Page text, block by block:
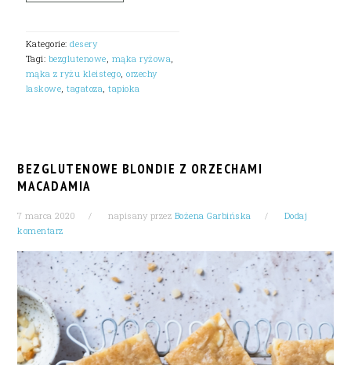
Kategorie:desery
Tagi: bezglutenowe mąka ryżowa
mąka z ryżu kleistego ,orzechy
laskowe ,tagatoza ,tapioka
BEZGLUTENOWE BLONDIE Z ORZECHAMI
MACADAMIA
7 marca 2020 napisany przez Bożena Garbińska
Dodaj
komentarz